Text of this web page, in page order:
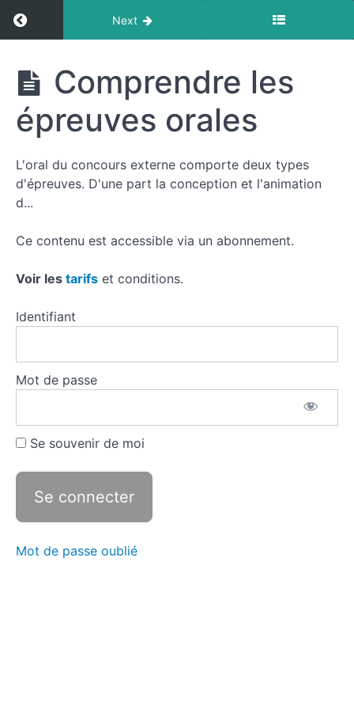
Return to course: Préparer les oraux pour
Next
Préparer
les
oraux
pour
l'externe
Resources
Préparer
oraux
Comprendre
orales
centraux
avec des
Comprendre les
épreuves orales
L'oral du concours externe comporte deux types
d'épreuves. D'une part la conception et l'animation
d...
Ce contenu est accessible via un abonnement.
Voir les tarifs et conditions.
Identifiant
Mot de passe
Se souvenir de moi
Mot de passe oublié